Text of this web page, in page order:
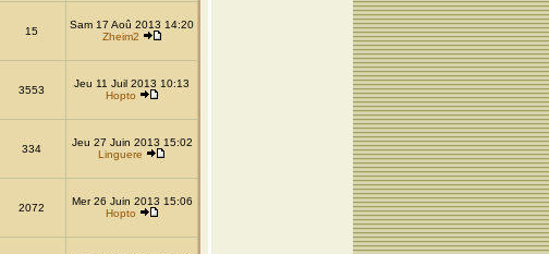
15
Sam 17 Aoû 2013 14:20
Zheim2
3553
Jeu 11 Juil 2013 10:13
Hopto
334
Jeu 27 Juin 2013 15:02
Linguere
2072
Mer 26 Juin 2013 15:06
Hopto